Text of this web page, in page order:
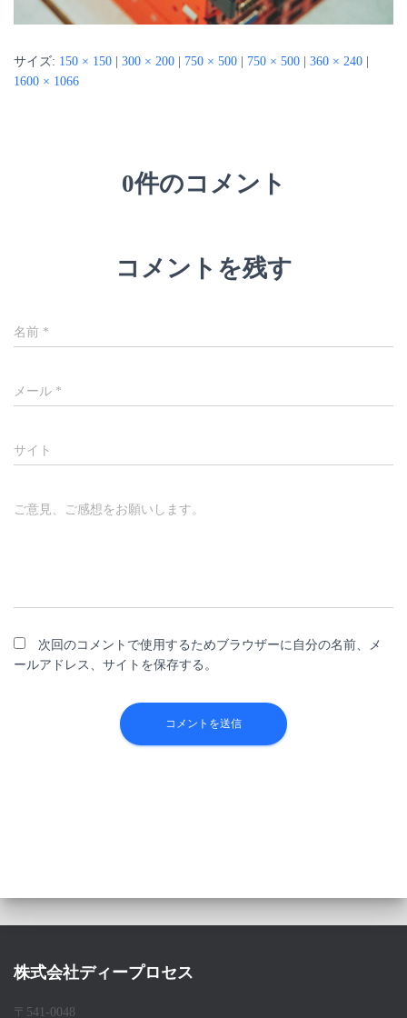
サイズ: 150 × 150 300 × 200 750 × 500 750 × 500 360 × 240
1600 × 1066
0件のコメント
コメントを残す
名前 *
メール *
サイト
ご意見、ご感想をお願いします。
次回のコメントで使用するためブラウザーに自分の名前、メ
ールアドレス、サイトを保存する。
株式会社ディープロセス
〒541-0048